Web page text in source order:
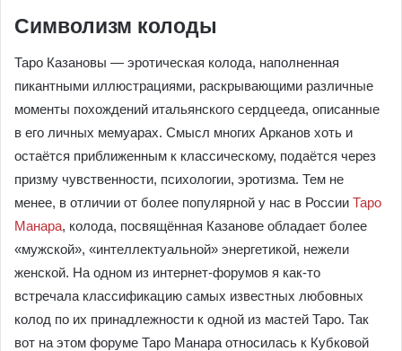
Символизм колоды
Таро Казановы — эротическая колода, наполненная
пикантными иллюстрациями, раскрывающими различные
моменты похождений итальянского сердцееда, описанные
в его личных мемуарах. Смысл многих Арканов хоть и
остаётся приближенным к классическому, подаётся через
призму чувственности, психологии, эротизма. Тем не
менее, в отличии от более популярной у нас в России Таро
Манара, колода, посвящённая Казанове обладает более
«мужской», «интеллектуальной» энергетикой, нежели
женской. На одном из интернет-форумов я как-то
встречала классификацию самых известных любовных
колод по их принадлежности к одной из мастей Таро. Так
вот на этом форуме Таро Манара относилась к Кубковой